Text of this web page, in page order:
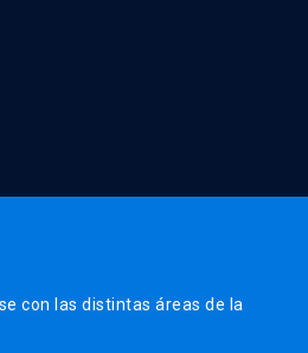
con las distintas áreas de la